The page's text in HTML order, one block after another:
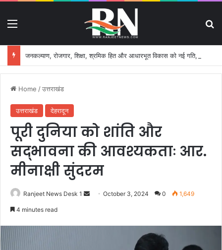
Home /उत्तराखंड
उत्तराखंड देहरादून
पूरी दुनिया को शांति और
सद्भावना की आवश्यकताः आर.
मीनाक्षी सुंदरम
Ranjeet News Desk 1 October 3, 2024 0 1,649
4 minutes read